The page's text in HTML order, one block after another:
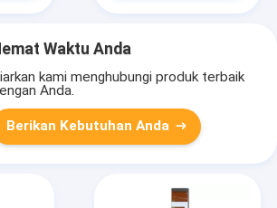
Waktu Anda
kami menghubungi produk terbaik
Anda.
Berikan Kebutuhan Anda